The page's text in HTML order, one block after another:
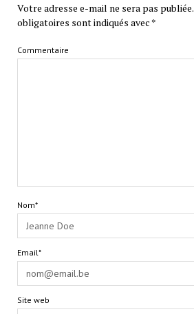
Votre adresse e-mail ne sera pas publiée.
obligatoires sont indiqués avec *
Commentaire
Nom*
Email*
Site web